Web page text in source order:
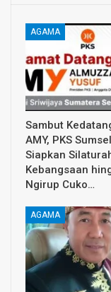
AGAMA
Sambut
AMY, PKS Sumsel
Siapkan
Kebangsaan
Ngirup Cuko…
AGAMA